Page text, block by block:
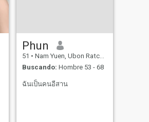
Phun
51 • Nam Yuen, Ubon Ratchathani, Tailandia
Buscando: Hombre 53 - 68
ฉันเป็นคนอีสาน